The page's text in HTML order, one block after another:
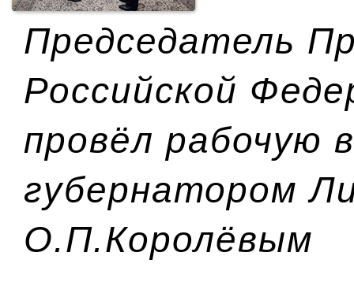
Председатель
Российской
провёл рабочую
губернатором
О.П.Королёвым